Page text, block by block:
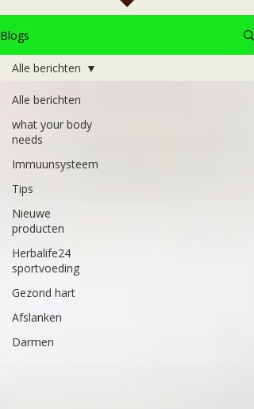
Blogs
Alle berichten
what your body
needs
Immuunsysteem
Tips
Nieuwe
producten
Herbalife24
sportvoeding
Gezond hart
Afslanken
Darmen
Alle berichten